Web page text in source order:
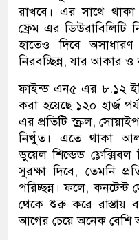
রাখবে। এর সাথে থাকা
ফ্রেম এর ডিউরাবিলিটি
হাতেও দিবে
নিরবচ্ছিন্ন, যার আকার
ফাইন্ড এন৫ এর ৮.১২
করা হয়েছে ১২০ হার্জ
এর প্রতিটি স্ক্রল,
নিখুঁত। এতে থাকা
ডুয়েল শিল্ডেড
সুরক্ষা দিবে, তেমনি
পরিচ্ছন্ন। ফলে,
থেকে শুরু করে রাস্তায়
আগের চেয়ে অনেক বেশি